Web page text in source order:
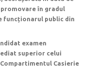
promovare în gradul
funcționarul public din
examen
superior celui
Casierie